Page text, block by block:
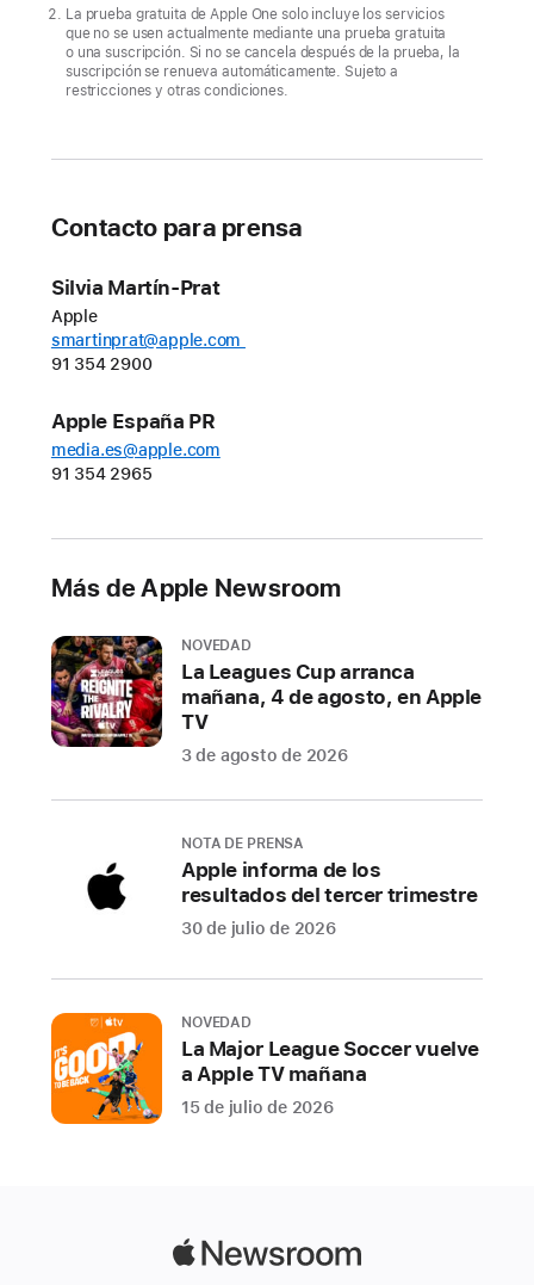
a
varios
juegos
de
de
Arcade:
Road
stitch.,
puffies.,
y
Disney Mundo
La
continúa
cuatro
nuevos
juegos
que
al
servicio
mes
Mini
Football
Legends,
My Talking Tom 2+,
Coffee Inc 2+
La prueba gratuita de Apple One solo incluye los servicios
que no se usen actualmente mediante una prueba gratuita
o una suscripción. Si no se cancela después de la prueba, la
suscripción se renueva automáticamente. Sujeto a
restricciones y otras condiciones.
Contacto para prensa
Silvia Martín-Prat
Apple
smartinprat@apple.com
91 354 2900
Apple España PR
media.es@apple.com
91 354 2965
Más de Apple Newsroom
NOVEDAD
La Leagues Cup arranca
mañana, 4 de agosto, en Apple
TV
3 de agosto de 2026
NOTA DE PRENSA
Apple informa de los
resultados del tercer trimestre
30 de julio de 2026
NOVEDAD
La Major League Soccer vuelve
a Apple TV mañana
15 de julio de 2026